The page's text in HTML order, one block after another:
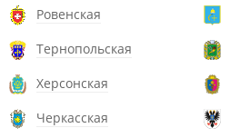
Ровенская
Тернопольская
Херсонская
Черкасская